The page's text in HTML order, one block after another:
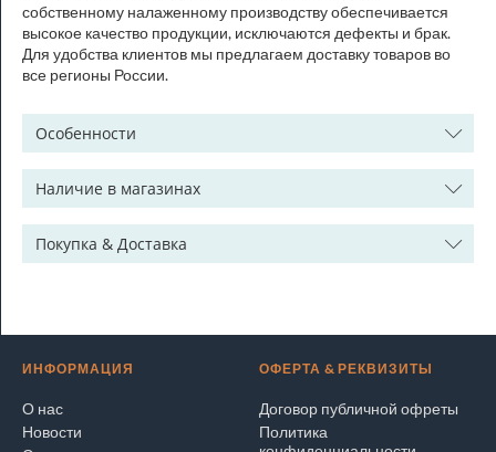
собственному налаженному производству обеспечивается
высокое качество продукции, исключаются дефекты и брак.
Для удобства клиентов мы предлагаем доставку товаров во
все регионы России.
Особенности
Наличие в магазинах
Покупка & Доставка
ИНФОРМАЦИЯ
О нас
Новости
ОФЕРТА & РЕКВИЗИТЫ
Договор публичной офреты
Политика